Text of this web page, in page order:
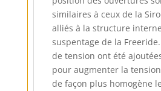
similaires à ceux de la
alliés à la structure
suspentage de la
de tension ont été
pour augmenter la
de façon plus homogène